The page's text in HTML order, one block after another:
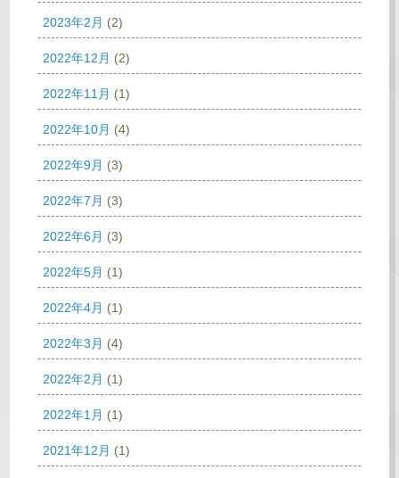
2023年2月 (2)
2022年12月 (2)
2022年11月 (1)
2022年10月 (4)
2022年9月 (3)
2022年7月 (3)
2022年6月 (3)
2022年5月 (1)
2022年4月 (1)
2022年3月 (4)
2022年2月 (1)
2022年1月 (1)
2021年12月 (1)